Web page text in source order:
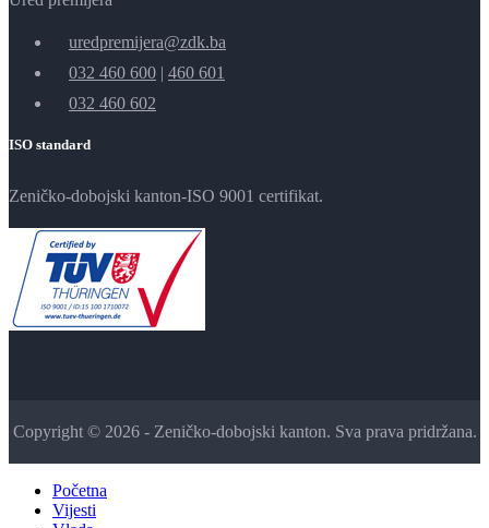
uredpremijera@zdk.ba
032 460 600 | 460 601
032 460 602
ISO standard
Zeničko-dobojski kanton-ISO 9001 certifikat.
Copyright © 2026 - Zeničko-dobojski kanton. Sva prava pridržana.
Početna
Vijesti